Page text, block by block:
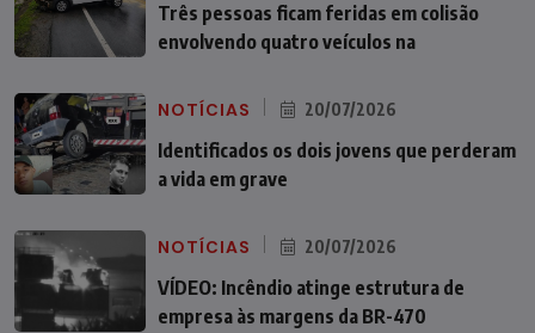
Três pessoas ficam feridas em colisão
envolvendo quatro veículos na
NOTÍCIAS 20/07/2026
Identificados os dois jovens que perderam
a vida em grave
NOTÍCIAS 20/07/2026
VÍDEO: Incêndio atinge estrutura de
empresa às margens da BR-470